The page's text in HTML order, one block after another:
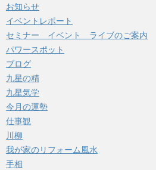
お知らせ
イベントレポート
セミナー イベント ライブのご案内
パワースポット
ブログ
九星の精
九星気学
今月の運勢
仕事観
川柳
我が家のリフォーム風水
手相